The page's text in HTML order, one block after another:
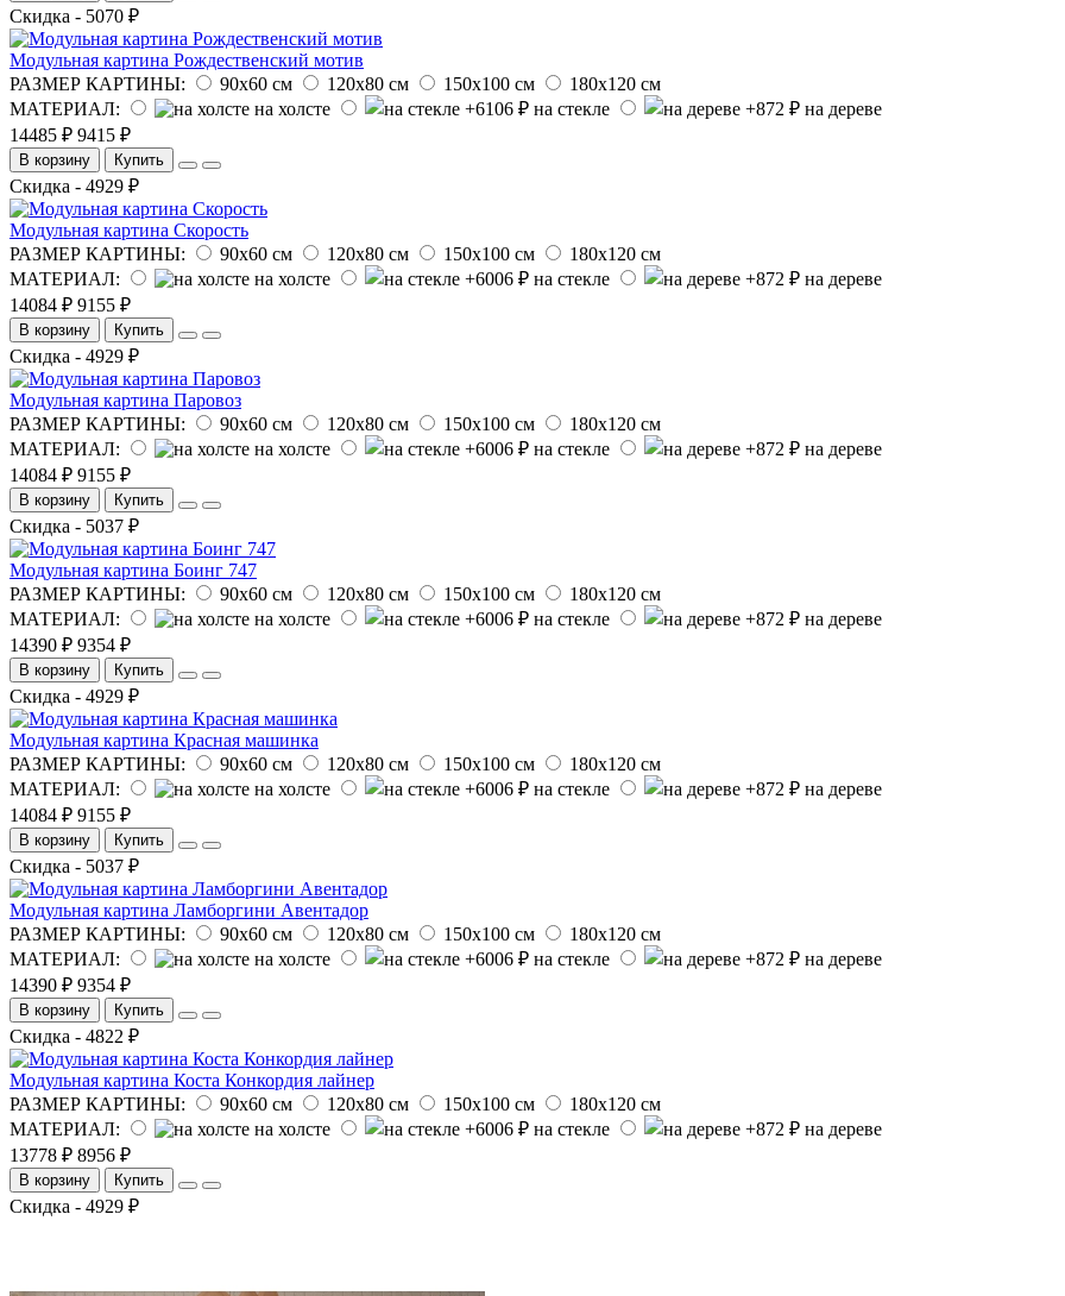
Скидка - 5070 ₽
Модульная картина Рождественский мотив
РАЗМЕР КАРТИНЫ:
90х60 см 120х80 см 150х100 см
180х120 см
МАТЕРИАЛ:
на холсте на стекле
на дереве
14485 ₽ 9415 ₽
В корзину Купить
Скидка - 4929 ₽
Модульная картина Скорость
РАЗМЕР КАРТИНЫ:
90х60 см 120х80 см 150х100 см
180х120 см
МАТЕРИАЛ:
на холсте на стекле
на дереве
14084 ₽ 9155 ₽
В корзину Купить
Скидка - 4929 ₽
Модульная картина Паровоз
РАЗМЕР КАРТИНЫ:
90х60 см 120х80 см 150х100 см
180х120 см
МАТЕРИАЛ:
на холсте на стекле
на дереве
14084 ₽ 9155 ₽
В корзину Купить
Скидка - 5037 ₽
Модульная картина Боинг 747
РАЗМЕР КАРТИНЫ:
90х60 см 120х80 см 150х100 см
180х120 см
МАТЕРИАЛ:
на холсте на стекле
на дереве
14390 ₽ 9354 ₽
В корзину Купить
Скидка - 4929 ₽
Модульная картина Красная машинка
РАЗМЕР КАРТИНЫ:
90х60 см 120х80 см 150х100 см
180х120 см
МАТЕРИАЛ:
на холсте на стекле
на дереве
14084 ₽ 9155 ₽
В корзину Купить
Скидка - 5037 ₽
Модульная картина Ламборгини Авентадор
РАЗМЕР КАРТИНЫ:
90х60 см 120х80 см 150х100 см
180х120 см
МАТЕРИАЛ:
на холсте на стекле
на дереве
14390 ₽ 9354 ₽
В корзину Купить
Скидка - 4822 ₽
Модульная картина Коста Конкордия лайнер
РАЗМЕР КАРТИНЫ:
90х60 см 120х80 см 150х100 см
180х120 см
МАТЕРИАЛ:
на холсте на стекле
на дереве
13778 ₽ 8956 ₽
В корзину Купить
Скидка - 4929 ₽